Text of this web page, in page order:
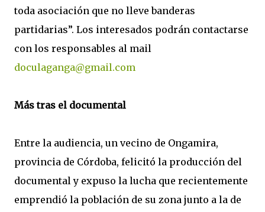
toda asociación que no lleve banderas
partidarias”. Los interesados podrán contactarse
con los responsables al mail
doculaganga@gmail.com
Más tras el documental
Entre la audiencia, un vecino de Ongamira,
provincia de Córdoba, felicitó la producción del
documental y expuso la lucha que recientemente
emprendió la población de su zona junto a la de